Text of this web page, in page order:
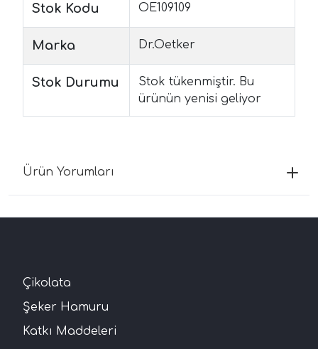
Stok Kodu OE109109
Marka Dr.Oetker
Stok Durumu
Stok tükenmiştir. Bu
ürünün yenisi geliyor
Ürün Yorumları
Çikolata
Şeker Hamuru
Katkı Maddeleri